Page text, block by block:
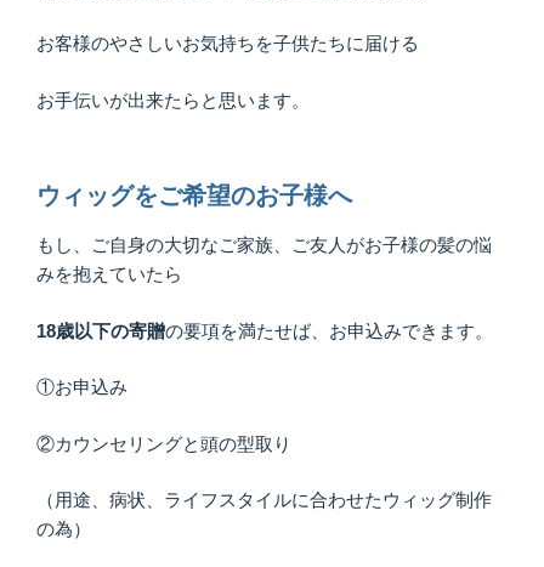
お客様のやさしいお気持ちを子供たちに届ける
お手伝いが出来たらと思います。
ウィッグをご希望のお子様へ
もし、ご自身の大切なご家族、ご友人がお子様の髪の悩
みを抱えていたら
18歳以下の寄贈の要項を満たせば、お申込みできます。
①お申込み
②カウンセリングと頭の型取り
（用途、病状、ライフスタイルに合わせたウィッグ制作
の為）